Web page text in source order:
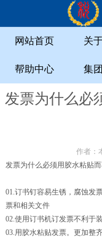
网站首页 关
帮助中心 集
发票为什么必
作者：
发票为什么必须用胶水粘贴
01.订书钉容易生锈，腐蚀发
票和相关文件
02.使用订书机订发票不利于
03.用胶水粘贴发票。更加整